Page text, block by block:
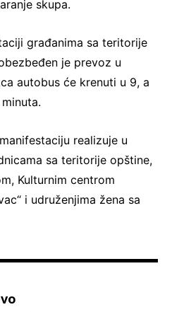
skupa.
građanima sa teritorije
je prevoz u
autobus će krenuti u 9, a
realizuje u
sa teritorije opštine,
Kulturnim centrom
i udruženjima žena sa